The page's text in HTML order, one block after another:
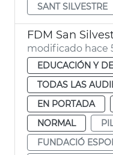
SANT SILVESTRE
FDM San
modificado hace
EDUCACIÓN Y
TODAS LAS
EN PORTADA
NORMAL
FUNDACIÓ